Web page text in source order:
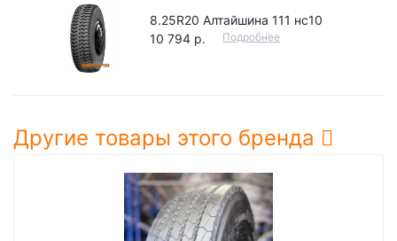
8.25R20 Алтайшина 111 нc10
10 794 р.
Подробнее
Другие товары этого бренда